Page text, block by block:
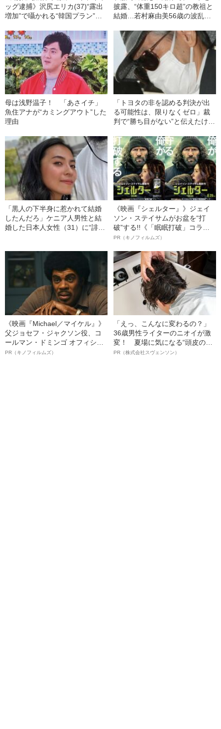
ッグ逮捕》沢尻エリカ(37)“露出
増加”で囁かれる“韓国プラン”と
やっていけるかな」
披露、“体重150キロ超”の教祖と
結婚…若村麻由美56歳の波乱万
母は浅野温子！ 「あさイチ」
魚住アナが“カミングアウト”した
理由
「トヨタの非を認める判決が出
る可能性は、限りなくゼロ」裁
判で“勝ち目がない”と伝えたけれ
幸三を説得できなかった「長男
の葛藤」
「黒人の下半身に惹かれて結婚
したんだろ」ケニア人男性と結
婚した日本人女性（31）に“誹謗
《映画『シェルター』》ジェイ
ソン・ステイサムがお盆を“打
破”する!!《「眠眠打破」コラ
ボ》
PR（キノフィルムズ）
《映画『Michael／マイケル』》
父ジョセフ・ジャクソン役、コ
ールマン・ドミンゴ オフィシャ
ルインタビュー“観客を魅了した
PR（キノフィルムズ）
「えっ、こんなに変わるの？」
36歳男性ライターのニオイが激
変！ 夏場に気になる“頭皮のニ
オイ”や“ベタつき”を解消す
PR（株式会社スヴェンソン）